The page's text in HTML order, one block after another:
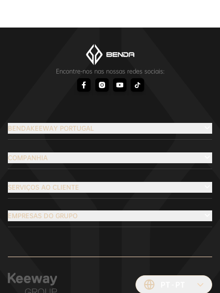
Encontre-nos nas nossas redes sociais:
BENDAKEEWAY PORTUGAL
COMPANHIA
SERVIÇOS AO CLIENTE
EMPRESAS DO GRUPO